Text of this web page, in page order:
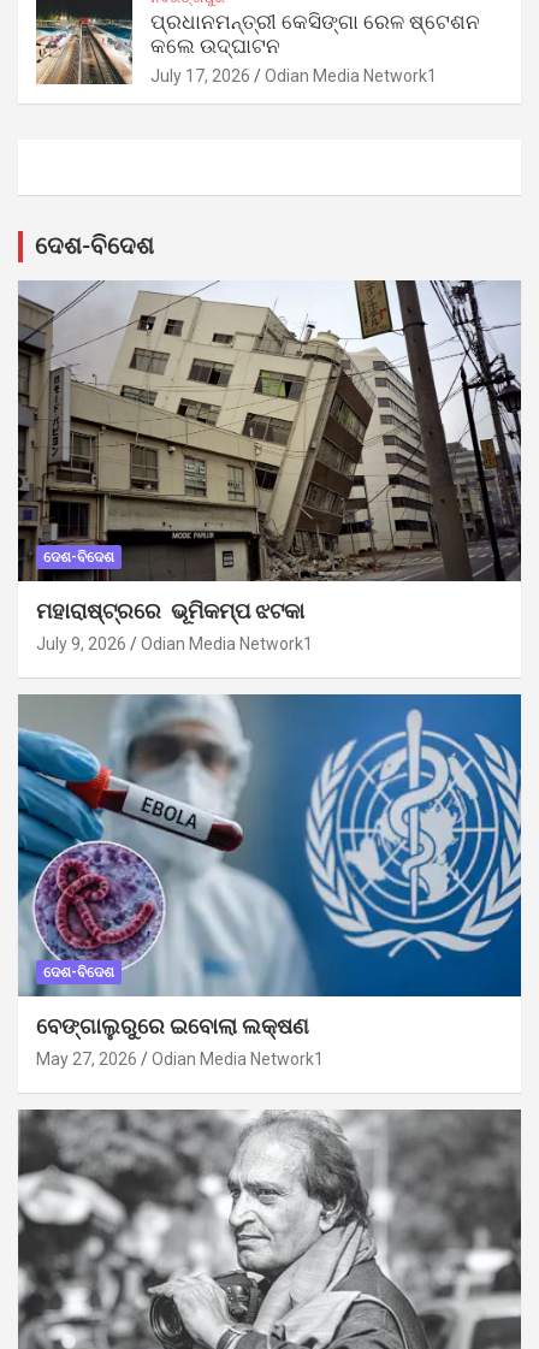
ପ୍ରଧାନମନ୍ତ୍ରୀ କେସିଙ୍ଗା ରେଳ ଷ୍ଟେଶନ
କଲେ ଉଦ୍‌ଘାଟନ
July 17, 2026 Odian Media Network1
ଦେଶ-ବିଦେଶ
ଦେଶ-ବିଦେଶ
ମହାରାଷ୍ଟ୍ରରେ ଭୂମିକମ୍ପ ଝଟକା
July 9, 2026 Odian Media Network1
ଦେଶ-ବିଦେଶ
ବେଙ୍ଗାଲୁରୁରେ ଇବୋଲା ଲକ୍ଷଣ
May 27, 2026 Odian Media Network1